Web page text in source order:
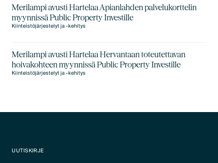
Merilampi avusti Hartelaa Apianlahden palvelukorttelin
myynnissä Public Property Investille
Kiinteistöjärjestelyt ja -kehitys
Merilampi avusti Hartelaa Hervantaan toteutettavan
hoivakohteen myynnissä Public Property Investille
Kiinteistöjärjestelyt ja -kehitys
UUTISKIRJE